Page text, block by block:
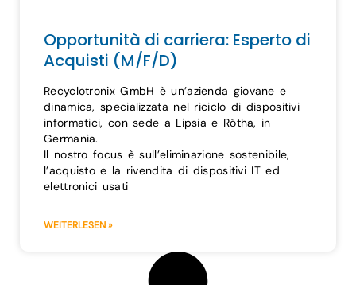
Opportunità di carriera: Esperto di
Acquisti (M/F/D)
Recyclotronix GmbH è un’azienda giovane e
dinamica, specializzata nel riciclo di dispositivi
informatici, con sede a Lipsia e Rötha, in
Germania.
Il nostro focus è sull’eliminazione sostenibile,
l’acquisto e la rivendita di dispositivi IT ed
elettronici usati
WEITERLESEN »